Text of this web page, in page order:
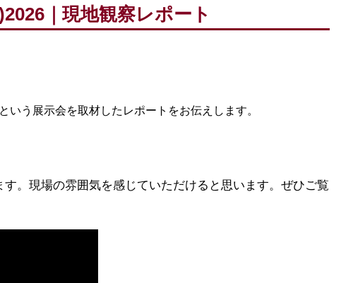
｜現地観察レポート
う展示会を取材したレポートをお伝えします。
。現場の雰囲気を感じていただけると思います。ぜひご覧